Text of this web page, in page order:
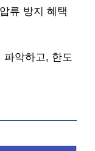
류 방지 혜택
파악하고, 한도